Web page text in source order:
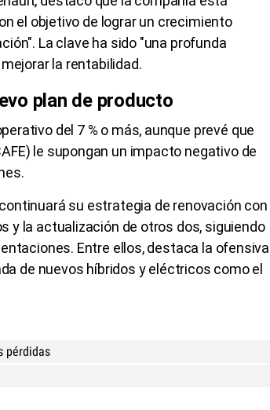
el objetivo de lograr un crecimiento
La clave ha sido "una profunda
la rentabilidad.
plan de producto
del 7 % o más, aunque prevé que
le supongan un impacto negativo de
su estrategia de renovación con
y la actualización de otros dos, siguiendo
Entre ellos, destaca la ofensiva
de nuevos híbridos y eléctricos como el
pérdidas